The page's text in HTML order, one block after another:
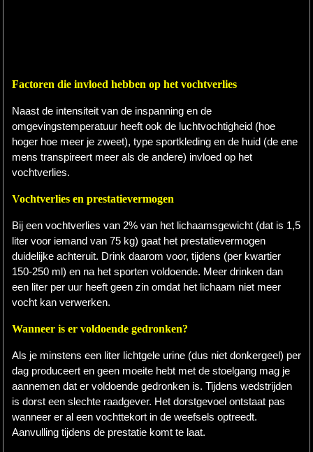
Factoren die invloed hebben op het vochtverlies
Naast de intensiteit van de inspanning en de
omgevingstemperatuur heeft ook de luchtvochtigheid (hoe
hoger hoe meer je zweet), type sportkleding en de huid (de ene
mens transpireert meer als de andere) invloed op het
vochtverlies.
Vochtverlies en prestatievermogen
Bij een vochtverlies van 2% van het lichaamsgewicht (dat is 1,5
liter voor iemand van 75 kg) gaat het prestatievermogen
duidelijke achteruit. Drink daarom voor, tijdens (per kwartier
150-250 ml) en na het sporten voldoende. Meer drinken dan
een liter per uur heeft geen zin omdat het lichaam niet meer
vocht kan verwerken.
Wanneer is er voldoende gedronken?
Als je minstens een liter lichtgele urine (dus niet donkergeel) per
dag produceert en geen moeite hebt met de stoelgang mag je
aannemen dat er voldoende gedronken is. Tijdens wedstrijden
is dorst een slechte raadgever. Het dorstgevoel ontstaat pas
wanneer er al een vochttekort in de weefsels optreedt.
Aanvulling tijdens de prestatie komt te laat.